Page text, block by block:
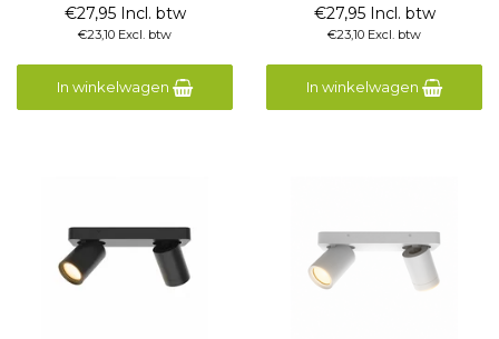
€27,95 Incl. btw
€23,10 Excl. btw
In winkelwagen
€27,95 Incl. btw
€23,10 Excl. btw
In winkelwagen